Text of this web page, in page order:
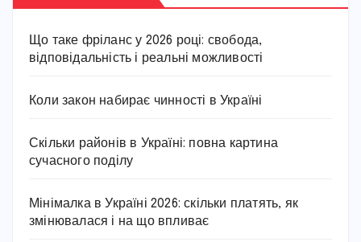
Що таке фріланс у 2026 році: свобода,
відповідальність і реальні можливості
Коли закон набирає чинності в Україні
Скільки районів в Україні: повна картина
сучасного поділу
Мінімалка в Україні 2026: скільки платять, як
змінювалася і на що впливає